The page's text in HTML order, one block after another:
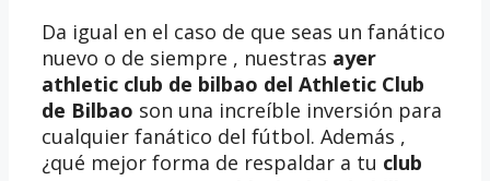
Da igual en el caso de que seas un fanático
nuevo o de siempre , nuestras ayer
athletic club de bilbao del Athletic Club
de Bilbao son una increíble inversión para
cualquier fanático del fútbol. Además ,
¿qué mejor forma de respaldar a tu club